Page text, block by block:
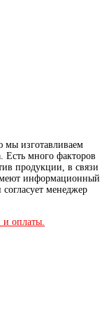
изготавливаем
Есть много факторов
продукции, в связи
информационный
менеджер
и оплаты.